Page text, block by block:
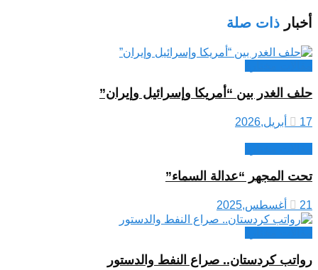
أخبار ذات صلة
حلف الغدر بين “أمريكا وإسرائيل وإيران”
17 أبريل,2026
تحت المجهر “عدالة السماء”
21 أغسطس,2025
رواتب كردستان.. صراع النفط والدستور